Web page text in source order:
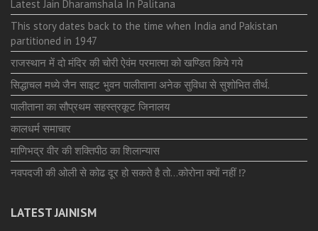
Latest Jain Dharamshala In Palitana
This story dates back to the time when India and Pakistan
partitioned in 1947
राजस्थान में दो मंदिर की चोरी ऐवंम परमात्मा को खण्डित किये गये
सिद्धाचल मध्ये जैन साइट भुवन पालीताना अनेक सुविधा से सुशोभित तीर्थ.
पालीताना का सौप्रथम सहस्त्रकूट जिनालय
कालधर्म समाचार
माणिभद्र वीर की शक्तिपीठ का शिलान्यास
नवपदजी की ओली से कोढ दूर हो सकते है तो…कोरोना क्यों नहीं ⁉️
LATEST JAINISM